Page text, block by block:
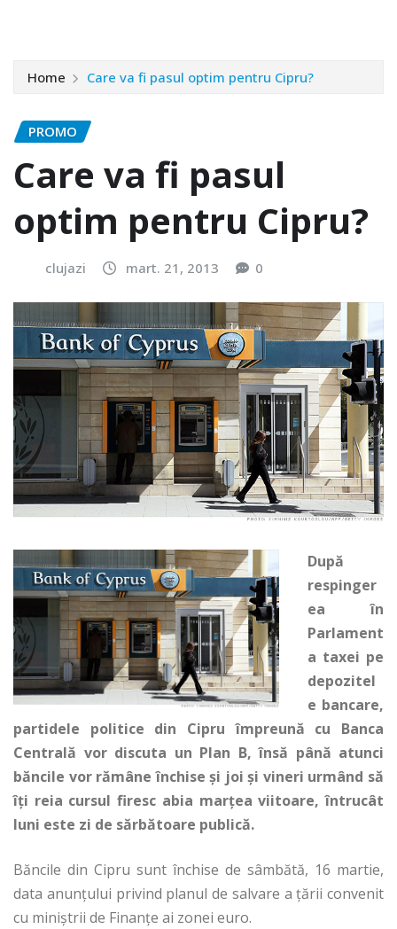
Home Care va fi pasul optim pentru Cipru?
PROMO
Care va fi pasul
optim pentru Cipru?
clujazi mart. 21, 2013 0
După
respinger
ea în
Parlament
a taxei pe
depozitel
e bancare,
partidele politice din Cipru împreună cu Banca
Centrală vor discuta un Plan B, însă până atunci
băncile vor rămâne închise și joi și vineri urmând să
îți reia cursul firesc abia marțea viitoare, întrucât
luni este zi de sărbătoare publică.
Băncile din Cipru sunt închise de sâmbătă, 16 martie,
data anunțului privind planul de salvare a țării convenit
cu miniștrii de Finanțe ai zonei euro.